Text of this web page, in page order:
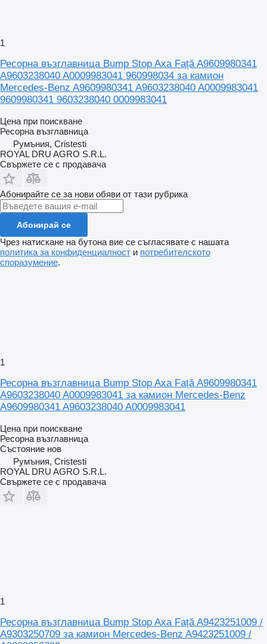
1
Ресорна възглавница Bump Stop Axa Față A9609980341
A9603238040 A0009983041 960998034 за камион
Mercedes-Benz A9609980341 A9603238040 A0009983041
9609980341 9603238040 0009983041
Цена при поискване
Ресорна възглавница
Румъния, Cristesti
ROYAL DRU AGRO S.R.L.
Свържете се с продавача
Абонирайте се за нови обяви от тази рубрика
Абонирай се
Чрез натискане на бутона вие се съгласявате с нашата
политика за конфиденциалност и потребителското
споразумение.
1
Ресорна възглавница Bump Stop Axa Față A9609980341
A9603238040 A0009983041 за камион Mercedes-Benz
A9609980341 A9603238040 A0009983041
Цена при поискване
Ресорна възглавница
Състояние нов
Румъния, Cristesti
ROYAL DRU AGRO S.R.L.
Свържете се с продавача
1
Ресорна възглавница Bump Stop Axa Față A9423251009 /
A9303250709 за камион Mercedes-Benz A9423251009 /